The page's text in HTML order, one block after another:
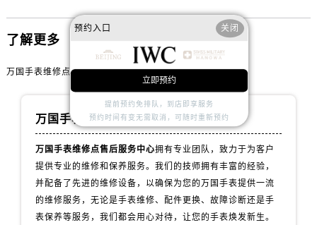
了解更多
万国手表维修点售后服务中心
万国手表维修服务中心
万国手表维修点售后服务中心拥有专业团队，致力于为客户
提供专业的维修和保养服务。我们的技师拥有丰富的经验，
并配备了先进的维修设备，以确保为您的万国手表提供一流
的维修服务，无论是手表维修、配件更换、故障诊断还是手
表保养等服务，我们都会用心对待，让您的手表焕发新生。
预约入口 关闭
立即预约
提前预约免排队，到店即享服务
预约时间有变无需取消，可随时重新预约